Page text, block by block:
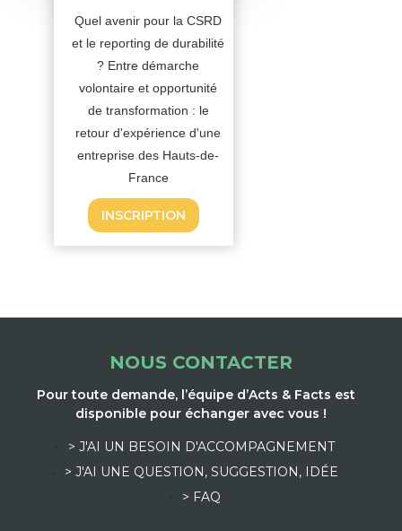
Quel avenir pour la CSRD
et le reporting de durabilité
? Entre démarche
volontaire et opportunité
de transformation : le
retour d'expérience d'une
entreprise des Hauts-de-
France
INSCRIPTION
NOUS CONTACTER
Pour toute demande, l’équipe d’Acts & Facts est
disponible pour échanger avec vous !
> J'AI UN BESOIN D'ACCOMPAGNEMENT
> J'AI UNE QUESTION, SUGGESTION, IDÉE
> FAQ